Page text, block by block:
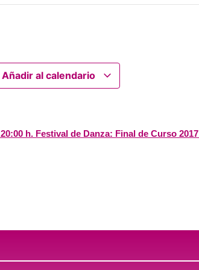
Añadir al calendario
20:00 h. Festival de Danza: Final de Curso 2017